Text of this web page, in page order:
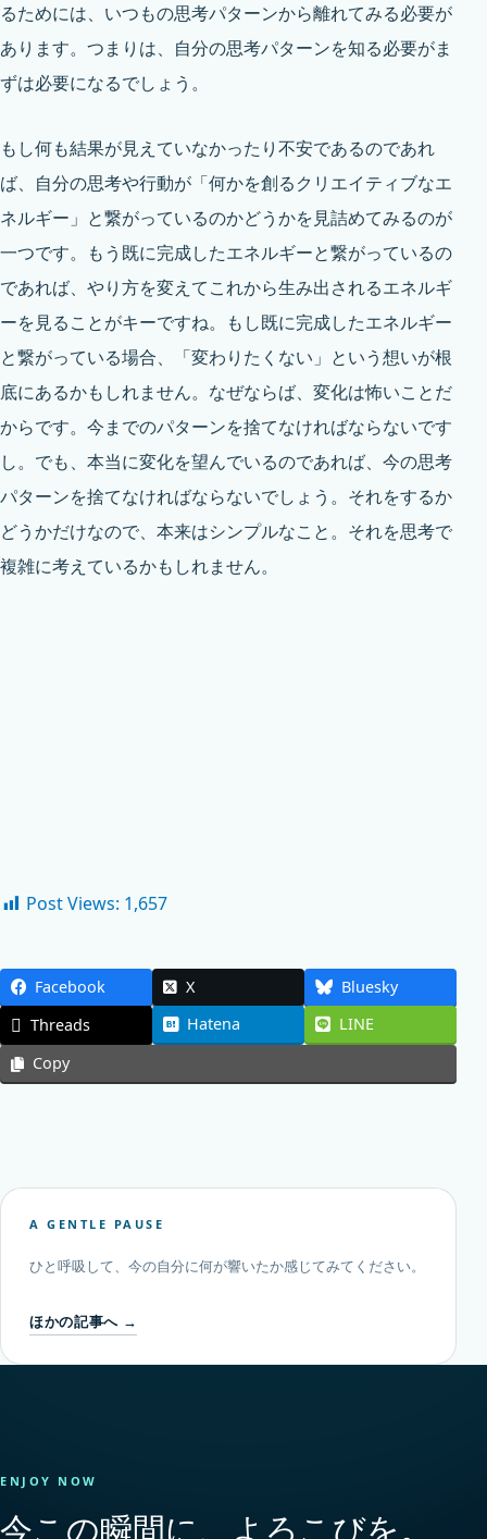
るためには、いつもの思考パターンから離れてみる必要が
あります。つまりは、自分の思考パターンを知る必要がま
ずは必要になるでしょう。
もし何も結果が見えていなかったり不安であるのであれ
ば、自分の思考や行動が「何かを創るクリエイティブなエ
ネルギー」と繋がっているのかどうかを見詰めてみるのが
一つです。もう既に完成したエネルギーと繋がっているの
であれば、やり方を変えてこれから生み出されるエネルギ
ーを見ることがキーですね。もし既に完成したエネルギー
と繋がっている場合、「変わりたくない」という想いが根
底にあるかもしれません。なぜならば、変化は怖いことだ
からです。今までのパターンを捨てなければならないです
し。でも、本当に変化を望んでいるのであれば、今の思考
パターンを捨てなければならないでしょう。それをするか
どうかだけなので、本来はシンプルなこと。それを思考で
複雑に考えているかもしれません。
Post Views: 1,657
Facebook X
Bluesky
Threads
Hatena
LINE
Copy
A GENTLE PAUSE
ひと呼吸して、今の自分に何が響いたか感じてみてください。
ほかの記事へ →
ENJOY NOW
今この瞬間に、よろこびを。